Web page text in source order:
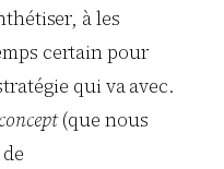
à les
certain pour
qui va avec.
(que nous